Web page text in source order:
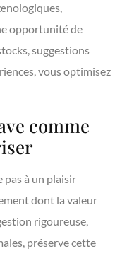
opportunité de
suggestions
vous optimisez
comme
pas à un plaisir
dont la valeur
rigoureuse,
préserve cette